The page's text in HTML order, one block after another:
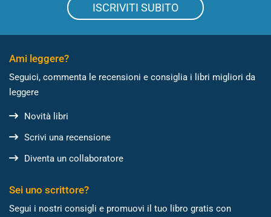
ISCRIVITI SUBITO
Ami leggere?
Seguici, commenta le recensioni e consiglia i libri migliori da
leggere
Novità libri
Scrivi una recensione
Diventa un collaboratore
Sei uno scrittore?
Segui i nostri consigli e promuovi il tuo libro gratis con